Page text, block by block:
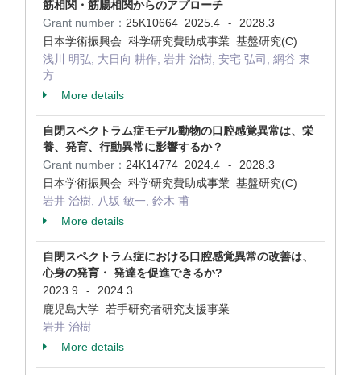
筋相関・筋腸相関からのアプローチ
Grant number： 25K10664 2025.4 -
2028.3
日本学術振興会 科学研究費助成事業 基盤研究(C)
浅川 明弘, 大日向 耕作, 岩井 治樹, 安宅 弘司, 網谷 東
方
More details
自閉スペクトラム症モデル動物の口腔感覚異常は、栄
養、発育、行動異常に影響するか？
Grant number： 24K14774 2024.4 -
2028.3
日本学術振興会 科学研究費助成事業 基盤研究(C)
岩井 治樹, 八坂 敏一, 鈴木 甫
More details
自閉スペクトラム症における口腔感覚異常の改善は、
心身の発育・ 発達を促進できるか?
2023.9
-
2024.3
鹿児島大学 若手研究者研究支援事業
岩井 治樹
More details